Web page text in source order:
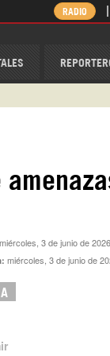
RADIO
miércoles, 3 de junio de
miércoles, 3 de junio de
A